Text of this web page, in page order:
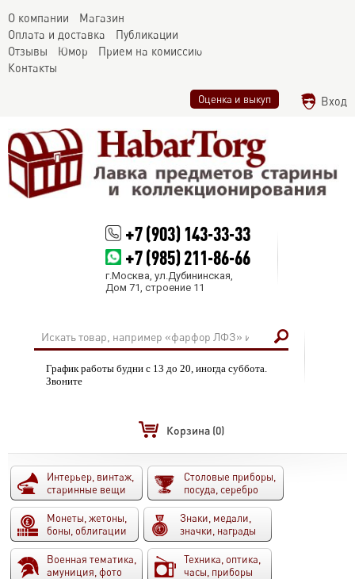
О компании
Магазин
Оплата и доставка
Публикации
Отзывы
Юмор
Прием на комиссию
Контакты
Оценка и выкуп Вход
+7 (903) 143-33-33
+7 (985) 211-86-66
г.Москва, ул.Дубининская,
Дом 71, строение 11
График работы будни с 13 до 20, иногда суббота.
Звоните
Корзина (0)
Интерьер, винтаж,
старинные вещи
Столовые приборы,
посуда, серебро
Монеты, жетоны,
боны, облигации
Знаки, медали,
значки, награды
Военная тематика,
амуниция, фото
Техника, оптика,
часы, приборы